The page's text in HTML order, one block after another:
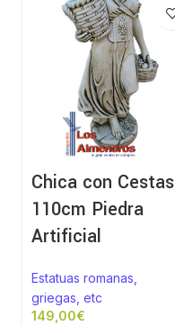
Chica con Cestas
110cm Piedra
Artificial
Estatuas romanas,
griegas, etc
€